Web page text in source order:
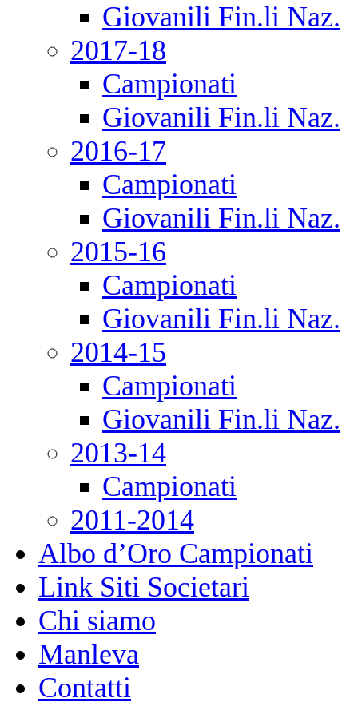
Giovanili Fin.li Naz.
2017-18
Campionati
Giovanili Fin.li Naz.
2016-17
Campionati
Giovanili Fin.li Naz.
2015-16
Campionati
Giovanili Fin.li Naz.
2014-15
Campionati
Giovanili Fin.li Naz.
2013-14
Campionati
2011-2014
Albo d’Oro Campionati
Link Siti Societari
Chi siamo
Manleva
Contatti